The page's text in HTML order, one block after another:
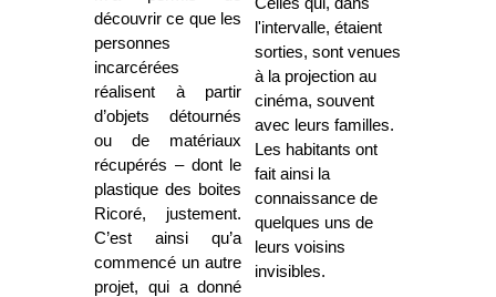
découvrir ce que les
personnes
incarcérées
réalisent à partir
d’objets détournés
ou de matériaux
récupérés – dont le
plastique des boites
Ricoré, justement.
C’est ainsi qu’a
commencé un autre
projet, qui a donné
l'intervalle, étaient
sorties, sont venues
à la projection au
cinéma, souvent
avec leurs familles.
Les habitants ont
fait ainsi la
connaissance de
quelques uns de
leurs voisins
invisibles.